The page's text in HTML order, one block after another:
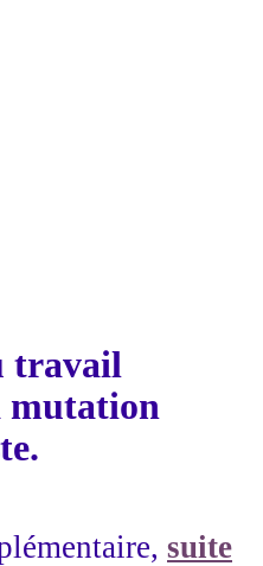
travail
mutation
suite